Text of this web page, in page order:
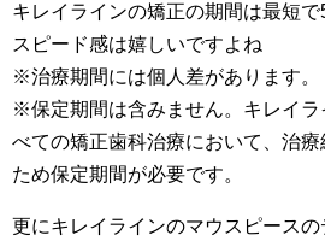
キレイラインの矯正の期間は最短
スピード感は嬉しいですよね
※治療期間には個人差があります。
※保定期間は含みません。キレイラ
べての矯正歯科治療において、治
ため保定期間が必要です。
更にキレイラインのマウスピースの